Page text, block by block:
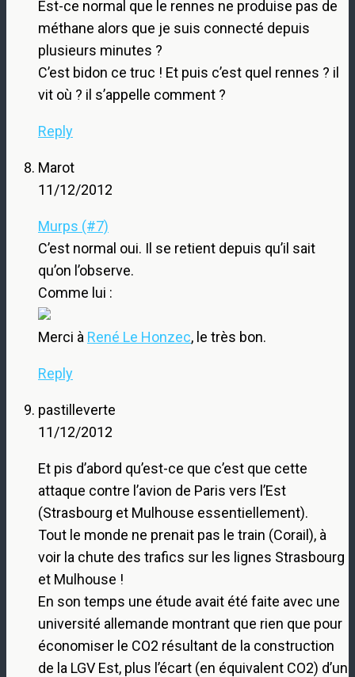
Est-ce normal que le rennes ne produise pas de
méthane alors que je suis connecté depuis
plusieurs minutes ?
C’est bidon ce truc ! Et puis c’est quel rennes ? il
vit où ? il s’appelle comment ?
Reply
Marot
11/12/2012
Murps (#7)
C’est normal oui. Il se retient depuis qu’il sait
qu’on l’observe.
Comme lui :
Merci à René Le Honzec, le très bon.
Reply
pastilleverte
11/12/2012
Et pis d’abord qu’est-ce que c’est que cette
attaque contre l’avion de Paris vers l’Est
(Strasbourg et Mulhouse essentiellement).
Tout le monde ne prenait pas le train (Corail), à
voir la chute des trafics sur les lignes Strasbourg
et Mulhouse !
En son temps une étude avait été faite avec une
université allemande montrant que rien que pour
économiser le CO2 résultant de la construction
de la LGV Est, plus l’écart (en équivalent CO2) d’un